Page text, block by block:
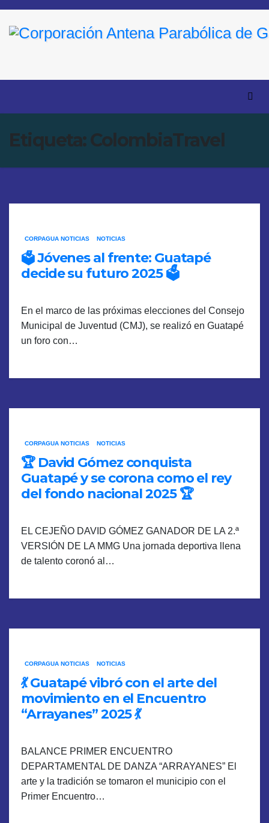
Saltar
Etiqueta:ColombiaTravel
CORPAGUA NOTICIAS NOTICIAS
🗳️ Jóvenes al frente: Guatapé
decide su futuro 2025 🗳️
En el marco de las próximas elecciones del Consejo
Municipal de Juventud (CMJ), se realizó en Guatapé
un foro con…
CORPAGUA NOTICIAS NOTICIAS
🏆 David Gómez conquista
Guatapé y se corona como el rey
del fondo nacional 2025 🏆
EL CEJEÑO DAVID GÓMEZ GANADOR DE LA 2.ª
VERSIÓN DE LA MMG Una jornada deportiva llena
de talento coronó al…
CORPAGUA NOTICIAS NOTICIAS
💃 Guatapé vibró con el arte del
movimiento en el Encuentro
“Arrayanes” 2025 💃
BALANCE PRIMER ENCUENTRO
DEPARTAMENTAL DE DANZA “ARRAYANES” El
arte y la tradición se tomaron el municipio con el
Primer Encuentro…